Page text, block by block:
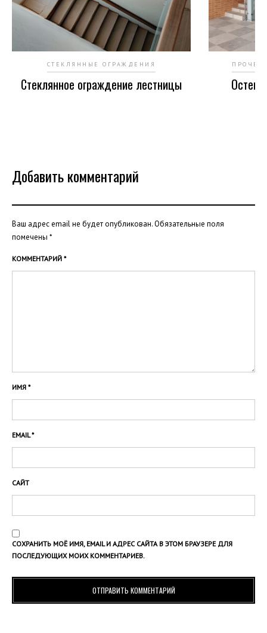
СТЕКЛЯННЫЕ ОГРАЖДЕНИЯ
Стеклянное ограждение лестницы
ПРОЧЕЕ
Добавить комментарий
Ваш адрес email не будет опубликован.Обязательные поля
помечены *
КОММЕНТАРИЙ *
ИМЯ *
EMAIL*
САЙТ
СОХРАНИТЬ МОЁ ИМЯ, EMAIL И АДРЕС САЙТА В ЭТОМ БРАУЗЕРЕ ДЛЯ
ПОСЛЕДУЮЩИХ МОИХ КОММЕНТАРИЕВ.